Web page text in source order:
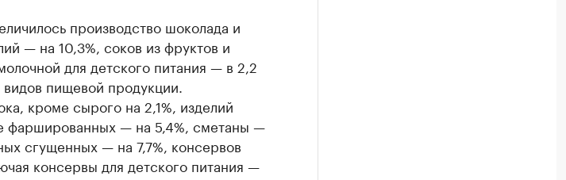
производство шоколада и
— на 10,3%, соков из фруктов и
для детского питания — в 2,2
пищевой продукции.
кроме сырого на 2,1%, изделий
фаршированных — на 5,4%, сметаны —
сгущенных — на 7,7%, консервов
консервы для детского питания —